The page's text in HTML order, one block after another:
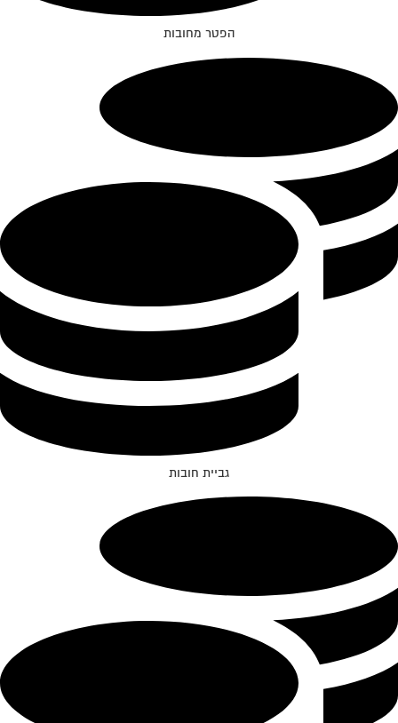
הפטר מחובות
גביית חובות